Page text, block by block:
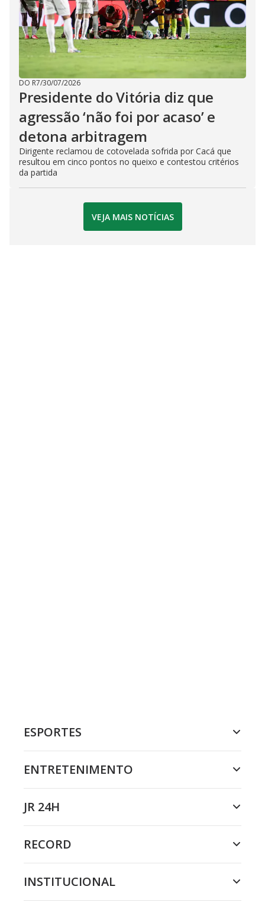
DO R7/30/07/2026
Presidente do Vitória diz que
agressão ‘não foi por acaso’ e
detona arbitragem
Dirigente reclamou de cotovelada sofrida por Cacá que
resultou em cinco pontos no queixo e contestou critérios
da partida
VEJA MAIS NOTÍCIAS
ESPORTES
ENTRETENIMENTO
JR 24H
RECORD
INSTITUCIONAL